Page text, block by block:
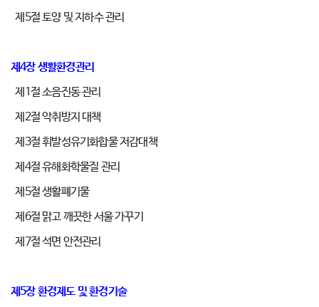
제5절 토양 및 지하수 관리
제4장 생활환경관리
제1절 소음진동 관리
제2절 악취방지 대책
제3절 휘발성유기화합물 저감대책
제4절 유해화학물질 관리
제5절 생활폐기물
제6절 맑고 깨끗한 서울 가꾸기
제7절 석면 안전관리
제5장 환경제도 및 환경기술